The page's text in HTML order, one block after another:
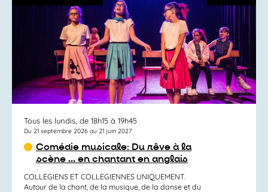
Tous les lundis, de 18h15 à 19h45
Du 21 septembre 2026 au 21 juin 2027
Comédie musicale: Du rêve à la
scène … en chantant en anglais
COLLEGIENS ET COLLEGIENNES UNIQUEMENT.
Autour de la chant, de la musique, de la danse et du